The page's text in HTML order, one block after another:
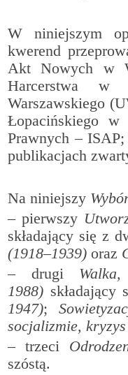
W niniejszym
kwerend
Akt Nowych w
Harcerstwa w
Warszawskiego
Łopacińskiego
Prawnych –
publikacjach
Na niniejszy
– pierwszy
składający się z
(1918–1939) oraz
– drugi
1988)
1947);
socjalizmie,
– trzeci
szóstą.